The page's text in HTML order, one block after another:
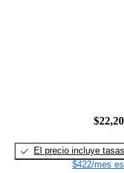
El precio incluye tasas
$422/mes